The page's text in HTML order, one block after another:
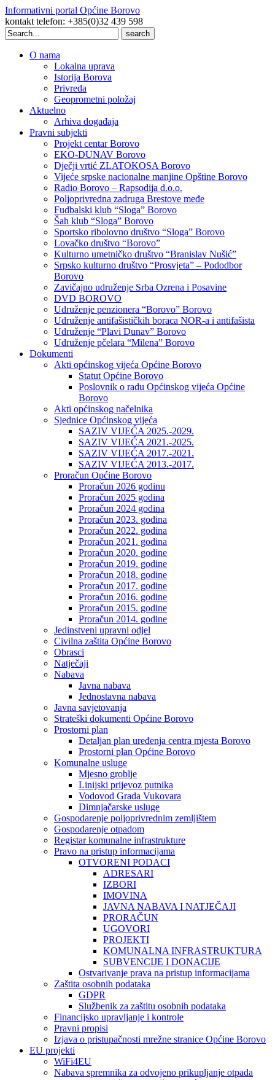
Informativni portal Općine Borovo
kontakt telefon: +385(0)32 439 598
Search
for:
O nama
Lokalna uprava
Istorija Borova
Privreda
Geoprometni položaj
Aktuelno
Arhiva događaja
Pravni subjekti
Projekt centar Borovo
EKO-DUNAV Borovo
Dječji vrtić ZLATOKOSA Borovo
Vijeće srpske nacionalne manjine Opštine Borovo
Radio Borovo – Rapsodija d.o.o.
Poljoprivredna zadruga Brestove međe
Fudbalski klub “Sloga” Borovo
Šah klub “Sloga” Borovo
Sportsko ribolovno društvo “Sloga” Borovo
Lovačko društvo “Borovo”
Kulturno umetničko društvo “Branislav Nušić”
Srpsko kulturno društvo “Prosvjeta” – Pododbor
Borovo
Zavičajno udruženje Srba Ozrena i Posavine
DVD BOROVO
Udruženje penzionera “Borovo” Borovo
Udruženje antifašističkih boraca NOR-a i antifašista
Udruženje “Plavi Dunav” Borovo
Udruženje pčelara “Milena” Borovo
Dokumenti
Akti općinskog vijeća Općine Borovo
Statut Općine Borovo
Poslovnik o radu Općinskog vijeća Općine
Borovo
Akti općinskog načelnika
Sjednice Općinskog vijeća
SAZIV VIJEĆA 2025.-2029.
SAZIV VIJEĆA 2021.-2025.
SAZIV VIJEĆA 2017.-2021.
SAZIV VIJEĆA 2013.-2017.
Proračun Općine Borovo
Proračun 2026 godinu
Proračun 2025 godina
Proračun 2024 godina
Proračun 2023. godina
Proračun 2022. godina
Proračun 2021. godina
Proračun 2020. godine
Proračun 2019. godine
Proračun 2018. godine
Proračun 2017. godine
Proračun 2016. godine
Proračun 2015. godine
Proračun 2014. godine
Jedinstveni upravni odjel
Civilna zaštita Općine Borovo
Obrasci
Natječaji
Nabava
Javna nabava
Jednostavna nabava
Javna savjetovanja
Strateški dokumenti Općine Borovo
Prostorni plan
Detaljan plan uređenja centra mjesta Borovo
Prostorni plan Općine Borovo
Komunalne usluge
Mjesno groblje
Linijski prijevoz putnika
Vodovod Grada Vukovara
Dimnjačarske usluge
Gospodarenje poljoprivrednim zemljištem
Gospodarenje otpadom
Registar komunalne infrastrukture
Pravo na pristup informacijama
OTVORENI PODACI
ADRESARI
IZBORI
IMOVINA
JAVNA NABAVA I NATJEČAJI
PRORAČUN
UGOVORI
PROJEKTI
KOMUNALNA INFRASTRUKTURA
SUBVENCIJE I DONACIJE
Ostvarivanje prava na pristup informacijama
Zaštita osobnih podataka
GDPR
Službenik za zaštitu osobnih podataka
Financijsko upravljanje i kontrole
Pravni propisi
Izjava o pristupačnosti mrežne stranice Općine Borovo
EU projekti
WiFi4EU
Nabava spremnika za odvojeno prikupljanje otpada